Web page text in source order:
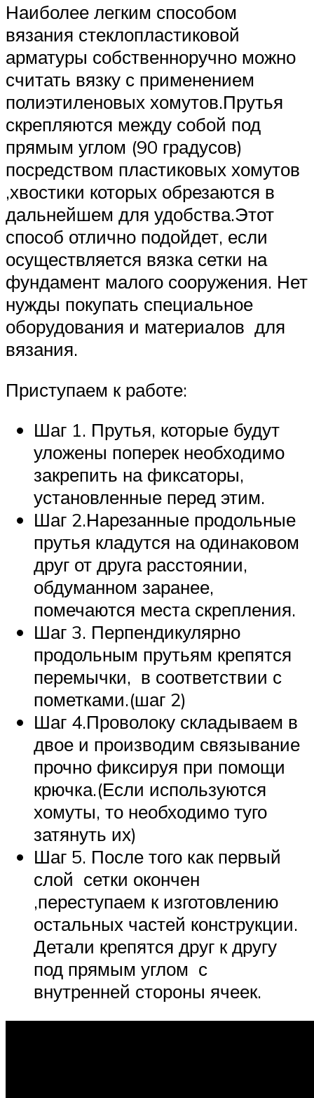
Наиболее легким способом
вязания стеклопластиковой
арматуры собственноручно можно
считать вязку с применением
полиэтиленовых хомутов.Прутья
скрепляются между собой под
прямым углом (90 градусов)
посредством пластиковых хомутов
,хвостики которых обрезаются в
дальнейшем для удобства.Этот
способ отлично подойдет, если
осуществляется вязка сетки на
фундамент малого сооружения. Нет
нужды покупать специальное
оборудования и материалов для
вязания.
Приступаем к работе:
Шаг 1. Прутья, которые будут
уложены поперек необходимо
закрепить на фиксаторы,
установленные перед этим.
Шаг 2.Нарезанные продольные
прутья кладутся на одинаковом
друг от друга расстоянии,
обдуманном заранее,
помечаются места скрепления.
Шаг 3. Перпендикулярно
продольным прутьям крепятся
перемычки, в соответствии с
пометками.(шаг 2)
Шаг 4.Проволоку складываем в
двое и производим связывание
прочно фиксируя при помощи
крючка.(Если используются
хомуты, то необходимо туго
затянуть их)
Шаг 5. После того как первый
слой сетки окончен
,переступаем к изготовлению
остальных частей конструкции.
Детали крепятся друг к другу
под прямым углом с
внутренней стороны ячеек.